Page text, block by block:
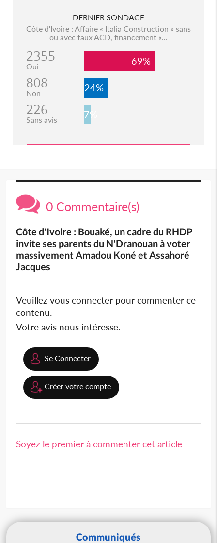
DERNIER SONDAGE
Côte d'Ivoire : Affaire « Italia Construction » sans
ou avec faux ACD, financement «...
2355
Oui 69%
808
Non 24%
226
Sans avis 7%
0 Commentaire(s)
Côte d'Ivoire : Bouaké, un cadre du RHDP
invite ses parents du N'Dranouan à voter
massivement Amadou Koné et Assahoré
Jacques
Veuillez vous connecter pour commenter ce
contenu.
Votre avis nous intéresse.
Se Connecter
Créer votre compte
Soyez le premier à commenter cet article
Communiqués